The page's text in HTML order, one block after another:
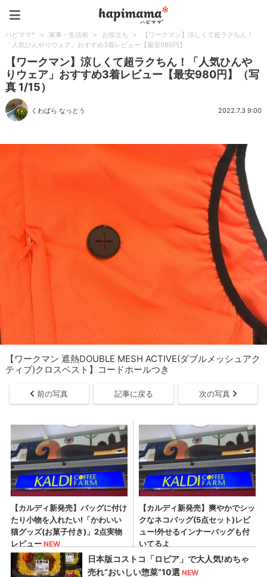
ハピママ* > 家事・生活術 > お役立ち >
【ワークマン】涼しくて超ラクちん！
「人気ひんやりウェア」おすすめ3着レビュー【最安980円】
【ワークマン】涼しくて超ラクちん！「人気ひんや
りウェア」おすすめ3着レビュー【最安980円】（写
真 1/15）
くわばら なっとう 2022.7.3 9:00
【ワークマン 遮熱DOUBLE MESH ACTIVE(ダブルメッシュアク
ティブ)クロスベスト】コードホールつき
前の写真 記事に戻る 次の写真